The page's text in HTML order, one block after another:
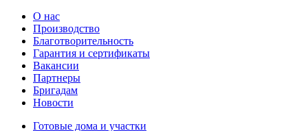
О нас
Производство
Благотворительность
Гарантия и сертификаты
Вакансии
Партнеры
Бригадам
Новости
Готовые дома и участки